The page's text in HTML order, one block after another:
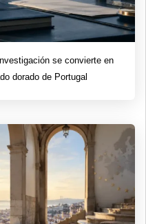
se convierte en
dorado de Portugal